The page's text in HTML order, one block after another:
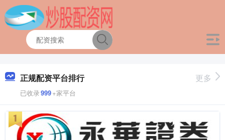
正规配资平台排行
已收录999+家平台
更多